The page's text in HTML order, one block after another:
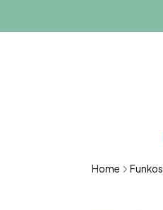
Home Funkos